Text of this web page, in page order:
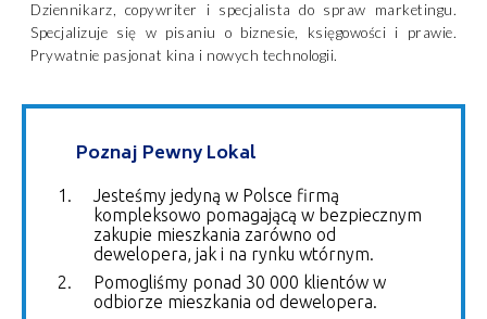
Dziennikarz, copywriter i specjalista do spraw marketingu.
Specjalizuje się w pisaniu o biznesie, księgowości i prawie.
Prywatnie pasjonat kina i nowych technologii.
Poznaj Pewny Lokal
Jesteśmy jedyną w Polsce firmą
kompleksowo pomagającą w bezpiecznym
zakupie mieszkania zarówno od
dewelopera, jak i na rynku wtórnym.
Pomogliśmy ponad 30 000 klientów w
odbiorze mieszkania od dewelopera.